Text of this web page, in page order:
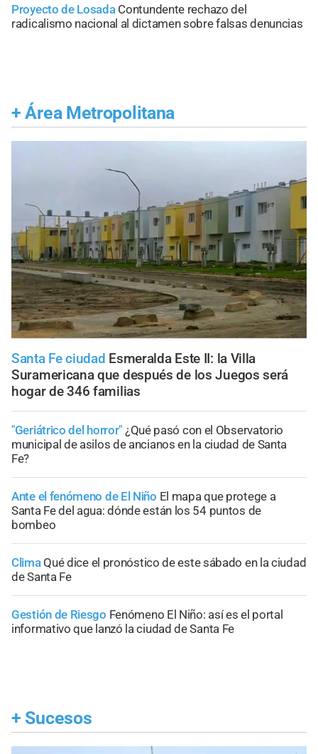
Proyecto de Losada Contundente rechazo del
radicalismo nacional al dictamen sobre falsas denuncias
+ Área Metropolitana
Santa Fe ciudad Esmeralda Este II: la Villa
Suramericana que después de los Juegos será
hogar de 346 familias
"Geriátrico del horror" ¿Qué pasó con el Observatorio
municipal de asilos de ancianos en la ciudad de Santa
Fe?
Ante el fenómeno de El Niño El mapa que protege a
Santa Fe del agua: dónde están los 54 puntos de
bombeo
Clima Qué dice el pronóstico de este sábado en la ciudad
de Santa Fe
Gestión de Riesgo Fenómeno El Niño: así es el portal
informativo que lanzó la ciudad de Santa Fe
+ Sucesos